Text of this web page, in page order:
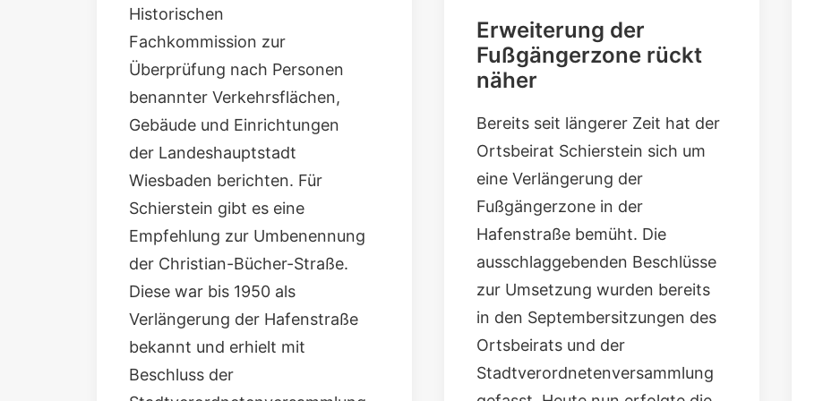
Historischen
Fachkommission zur
Überprüfung nach Personen
benannter Verkehrsflächen,
Gebäude und Einrichtungen
der Landeshauptstadt
Wiesbaden berichten. Für
Schierstein gibt es eine
Empfehlung zur Umbenennung
der Christian-Bücher-Straße.
Diese war bis 1950 als
Verlängerung der Hafenstraße
bekannt und erhielt mit
Beschluss der
Erweiterung der
Fußgängerzone rückt
näher
Bereits seit längerer Zeit hat der
Ortsbeirat Schierstein sich um
eine Verlängerung der
Fußgängerzone in der
Hafenstraße bemüht. Die
ausschlaggebenden Beschlüsse
zur Umsetzung wurden bereits
in den Septembersitzungen des
Ortsbeirats und der
Stadtverordnetenversammlung